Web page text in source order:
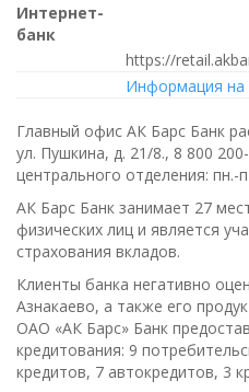
Интернет-
банк
https://
Информация на
Главный офис АК Барс Банк
ул. Пушкина, д. 21/8., 8 800
центрального отделения: пн.-
АК Барс Банк занимает 27
физических лиц и является
страхования вкладов.
Клиенты банка негативно
Азнакаево, а также его
ОАО «АК Барс» Банк
кредитования: 9
кредитов, 7 автокредитов, 3